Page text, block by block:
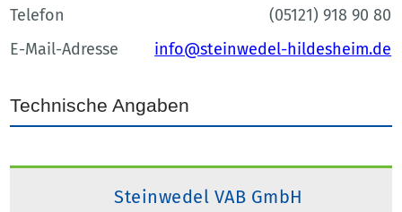
Telefon
(05121) 918 90 80
E-Mail-Adresse
info@steinwedel-hildesheim.de
Technische Angaben
Steinwedel VAB GmbH